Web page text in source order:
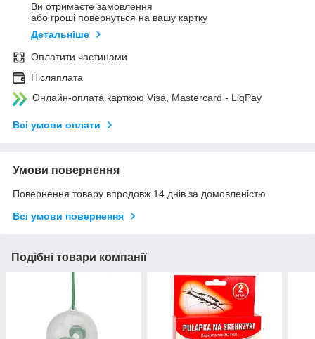
Ви отримаєте замовлення
або гроші повернуться на вашу картку
Детальніше
Оплатити частинами
Післяплата
Онлайн-оплата карткою Visa, Mastercard - LiqPay
Всі умови оплати
Умови повернення
Повернення товару впродовж 14 днів за домовленістю
Всі умови повернення
Подібні товари компанії